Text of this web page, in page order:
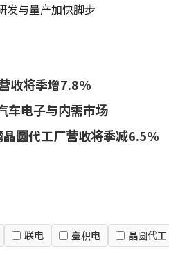
与量产加快脚步
收将季增7.8%
车电子与内需市场
圆代工厂营收将季减6.5%
联电 臺积电 晶圆代工